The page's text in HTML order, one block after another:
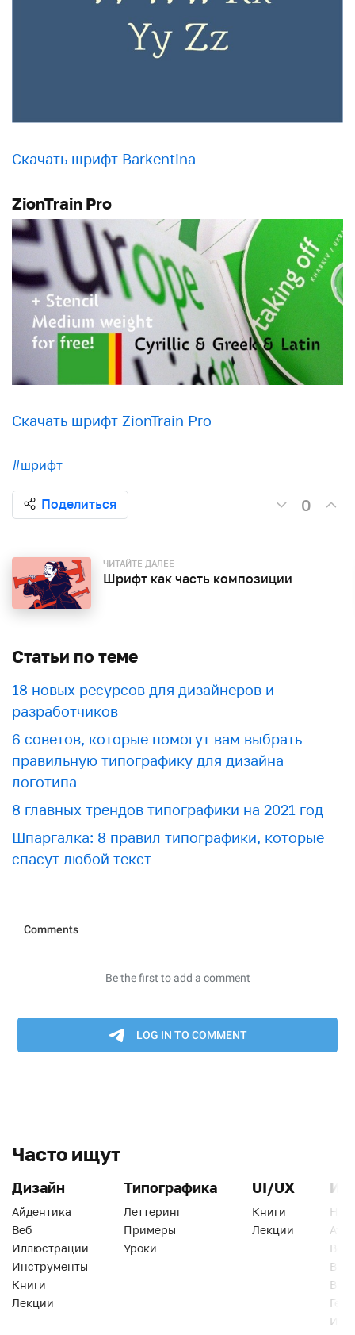
Скачать шрифт Barkentina
ZionTrain Pro
Скачать шрифт ZionTrain Pro
#шрифт
Поделиться 0
ЧИТАЙТЕ ДАЛЕЕ
Шрифт как часть композиции
Статьи по теме
18 новых ресурсов для дизайнеров и
разработчиков
6 советов, которые помогут вам выбрать
правильную типографику для дизайна
логотипа
8 главных трендов типографики на 2021 год
Шпаргалка: 8 правил типографики, которые
спасут любой текст
Часто ищут
Дизайн
Айдентика
Веб
Иллюстрации
Инструменты
Книги
Лекции
Типографика
Леттеринг
Примеры
Уроки
UI/UX
Книги
Лекции
Веб